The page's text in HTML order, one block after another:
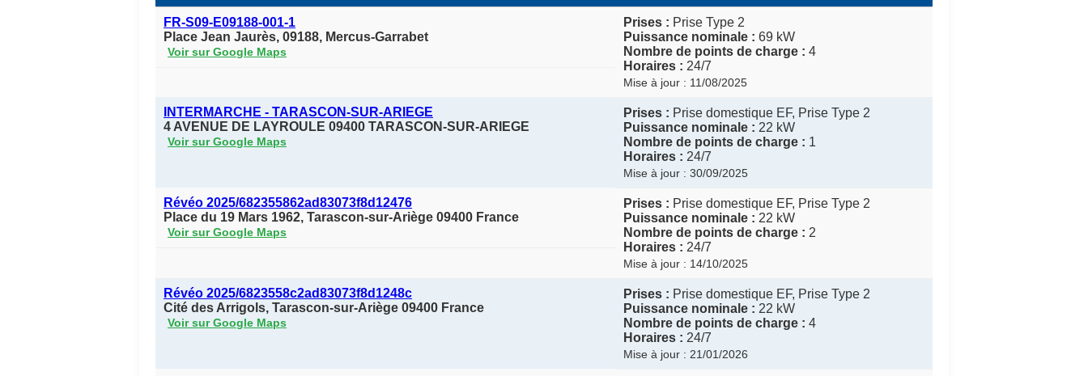
FR-S09-E09188-001-1
Place Jean Jaurès, 09188, Mercus-Garrabet
Voir sur Google Maps
Prises : Prise Type 2
Puissance nominale : 69 kW
Nombre de points de charge : 4
Horaires : 24/7
Mise à jour : 11/08/2025
INTERMARCHE - TARASCON-SUR-ARIEGE
4 AVENUE DE LAYROULE 09400 TARASCON-SUR-ARIEGE
Voir sur Google Maps
Prises : Prise domestique EF, Prise Type 2
Puissance nominale : 22 kW
Nombre de points de charge : 1
Horaires : 24/7
Mise à jour : 30/09/2025
Révéo 2025/682355862ad83073f8d12476
Place du 19 Mars 1962, Tarascon-sur-Ariège 09400 France
Voir sur Google Maps
Prises : Prise domestique EF, Prise Type 2
Puissance nominale : 22 kW
Nombre de points de charge : 2
Horaires : 24/7
Mise à jour : 14/10/2025
Révéo 2025/6823558c2ad83073f8d1248c
Cité des Arrigols, Tarascon-sur-Ariège 09400 France
Voir sur Google Maps
Prises : Prise domestique EF, Prise Type 2
Puissance nominale : 22 kW
Nombre de points de charge : 4
Horaires : 24/7
Mise à jour : 21/01/2026